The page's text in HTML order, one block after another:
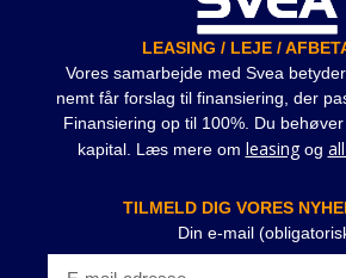
LEASING / LEJE /
Vores samarbejde med Svea
nemt får forslag til finansiering, der
Finansiering op til 100%. Du
kapital. Læs mere om leasingog
TILMELD DIG VORES
Din e-mail